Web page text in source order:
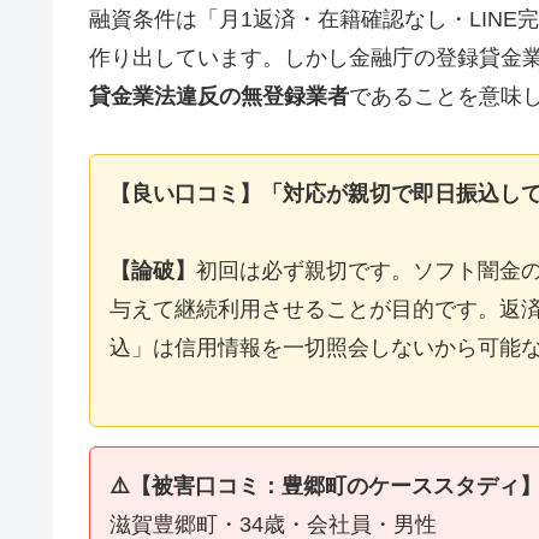
融資条件は「月1返済・在籍確認なし・LINE
作り出しています。しかし金融庁の登録貸金
貸金業法違反の無登録業者であることを意味
【良い口コミ】「対応が親切で即日振込し
【論破】 初回は必ず親切です。ソフト闇金
与えて継続利用させることが目的です。返
込」は信用情報を一切照会しないから可能
⚠️【被害口コミ：豊郷町のケーススタディ
滋賀豊郷町・34歳・会社員・男性